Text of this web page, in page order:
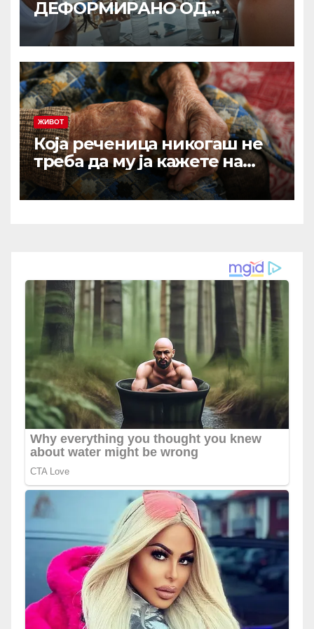
ДЕФОРМИРАНО ОД
ПРИТИСОКОТ, ТРИПАТИ СЕ
ОНЕСВЕСТИВ: Исповедта на
Љубиша кој за малку ќе
испаднел од авион!
ЖИВОТ
Која реченица никогаш не
треба да му ја кажете на
вашиот остарен родител?
Зборови што отвораат рани